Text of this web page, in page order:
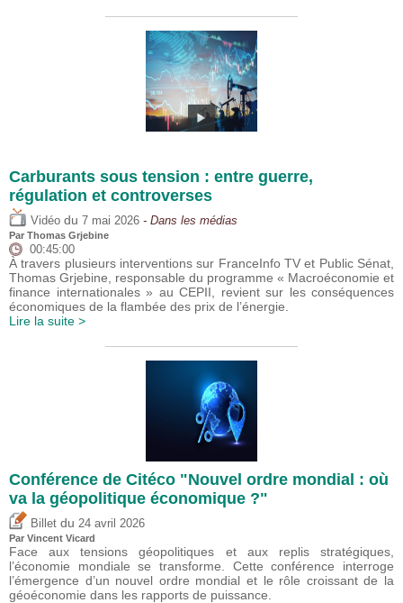
Carburants sous tension : entre guerre,
régulation et controverses
Vidéo du 7 mai 2026 - Dans les médias
Par Thomas Grjebine
00:45:00
À travers plusieurs interventions sur FranceInfo TV et Public Sénat,
Thomas Grjebine, responsable du programme « Macroéconomie et
finance internationales » au CEPII, revient sur les conséquences
économiques de la flambée des prix de l’énergie.
Lire la suite >
Conférence de Citéco "Nouvel ordre mondial : où
va la géopolitique économique ?"
Billet du 24 avril 2026
Par Vincent Vicard
Face aux tensions géopolitiques et aux replis stratégiques,
l’économie mondiale se transforme. Cette conférence interroge
l’émergence d’un nouvel ordre mondial et le rôle croissant de la
géoéconomie dans les rapports de puissance.